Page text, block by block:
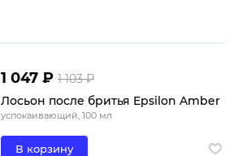
1 047 ₽ 1 103 ₽
Лосьон после бритья Epsilon Amber
успокаивающий, 100 мл
В корзину